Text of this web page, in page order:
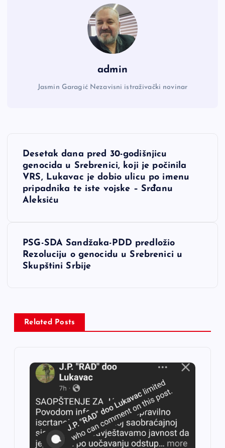
admin
Jasmin Garagić Nezavisni istraživački novinar
NDesetak dana pred 30-godišnjicu
genocida u Srebrenici, koji je počinila
VRS, Lukavac je dobio ulicu po imenu
pripadnika te iste vojske – Srđanu
Aleksiću
PSG-SDA Sandžaka-PDD predložio
Rezoluciju o genocidu u Srebrenici u
Skupštini Srbije
Related Posts